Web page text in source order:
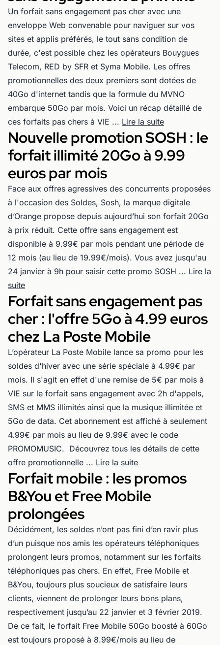
Un forfait sans engagement pas cher avec une
enveloppe Web convenable pour naviguer sur vos
sites et applis préférés, le tout sans condition de
durée, c'est possible chez les opérateurs Bouygues
Telecom, RED by SFR et Syma Mobile. Les offres
promotionnelles des deux premiers sont dotées de
40Go d'internet tandis que la formule du MVNO
embarque 50Go par mois. Voici un récap détaillé de
ces forfaits pas chers à VIE ... Lire la suite
Nouvelle promotion SOSH : le
forfait illimité 20Go à 9.99
euros par mois
Face aux offres agressives des concurrents proposées
à l'occasion des Soldes, Sosh, la marque digitale
d’Orange propose depuis aujourd’hui son forfait 20Go
à prix réduit. Cette offre sans engagement est
disponible à 9.99€ par mois pendant une période de
12 mois (au lieu de 19.99€/mois). Vous avez jusqu'au
24 janvier à 9h pour saisir cette promo SOSH ... Lire la
suite
Forfait sans engagement pas
cher : l'offre 5Go à 4.99 euros
chez La Poste Mobile
L’opérateur La Poste Mobile lance sa promo pour les
soldes d'hiver avec une série spéciale à 4.99€ par
mois. Il s'agit en effet d'une remise de 5€ par mois à
VIE sur le forfait sans engagement avec 2h d'appels,
SMS et MMS illimités ainsi que la musique illimitée et
5Go de data. Cet abonnement est affiché à seulement
4.99€ par mois au lieu de 9.99€ avec le code
PROMOMUSIC. Découvrez tous les détails de cette
offre promotionnelle ... Lire la suite
Forfait mobile : les promos
B&You et Free Mobile
prolongées
Décidément, les soldes n’ont pas fini d’en ravir plus
d’un puisque nos amis les opérateurs téléphoniques
prolongent leurs promos, notamment sur les forfaits
téléphoniques pas chers. En effet, Free Mobile et
B&You, toujours plus soucieux de satisfaire leurs
clients, viennent de prolonger leurs bons plans,
respectivement jusqu’au 22 janvier et 3 février 2019.
De ce fait, le forfait Free Mobile 50Go boosté à 60Go
est toujours proposé à 8.99€/mois au lieu de